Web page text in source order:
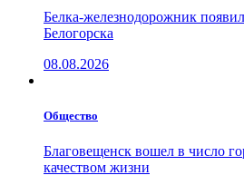
Белка-железнодорожник
Белогорска
08.08.2026
Общество
Благовещенск вошел в число
качеством жизни